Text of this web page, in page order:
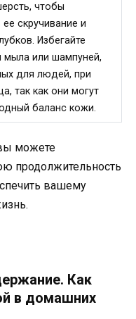
чтобы
скручивание и
Избегайте
мыла или шампуней,
для людей, при
так как они могут
баланс кожи.
можете
продолжительность
вашему
Как
в домашних